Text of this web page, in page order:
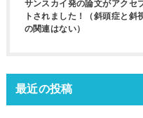
サンスカイ発の論文がアクセ
トされました！（斜頭症と斜
の関連はない）
最近の投稿